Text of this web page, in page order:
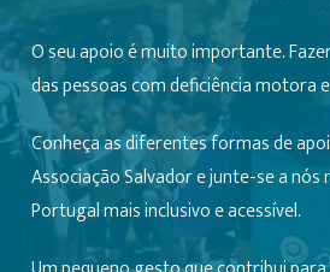
O seu apoio é muito importante.
das pessoas com deficiência motora
Conheça as diferentes formas de
Associação Salvador e junte-se a
Portugal mais inclusivo e acessível.